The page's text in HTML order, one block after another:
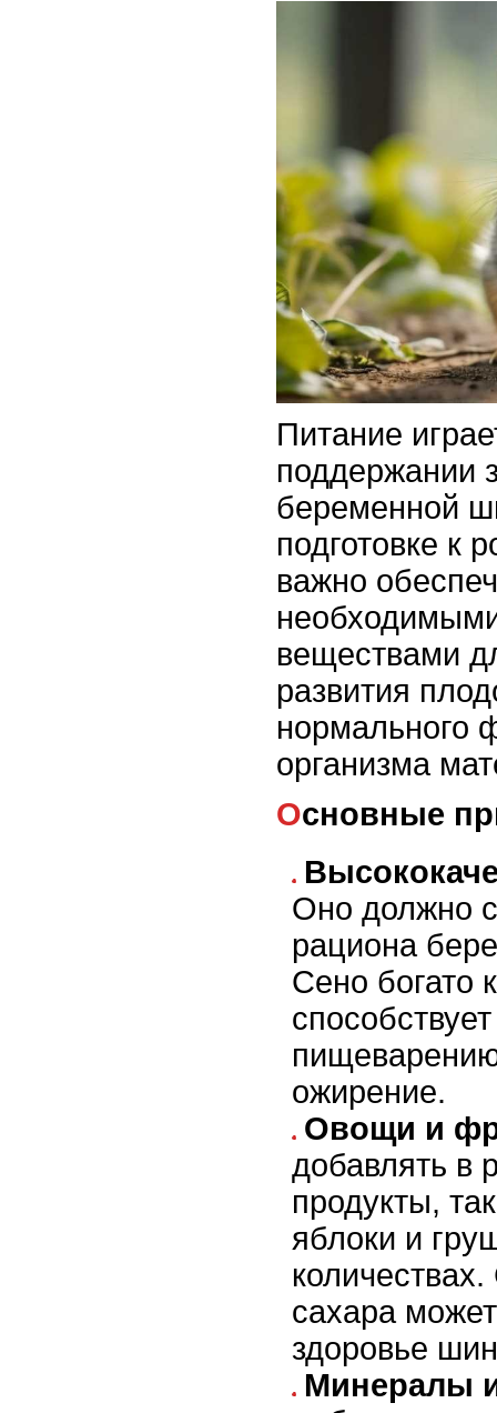
Питание
поддержании
беременной
подготовке к
важно
веществами
развития
нормального
организма
Основные
Оно должно
рациона
Сено богато
ожирение.
Овощи и
добавлять в
продукты,
яблоки и
сахара
здоровье
Минералы